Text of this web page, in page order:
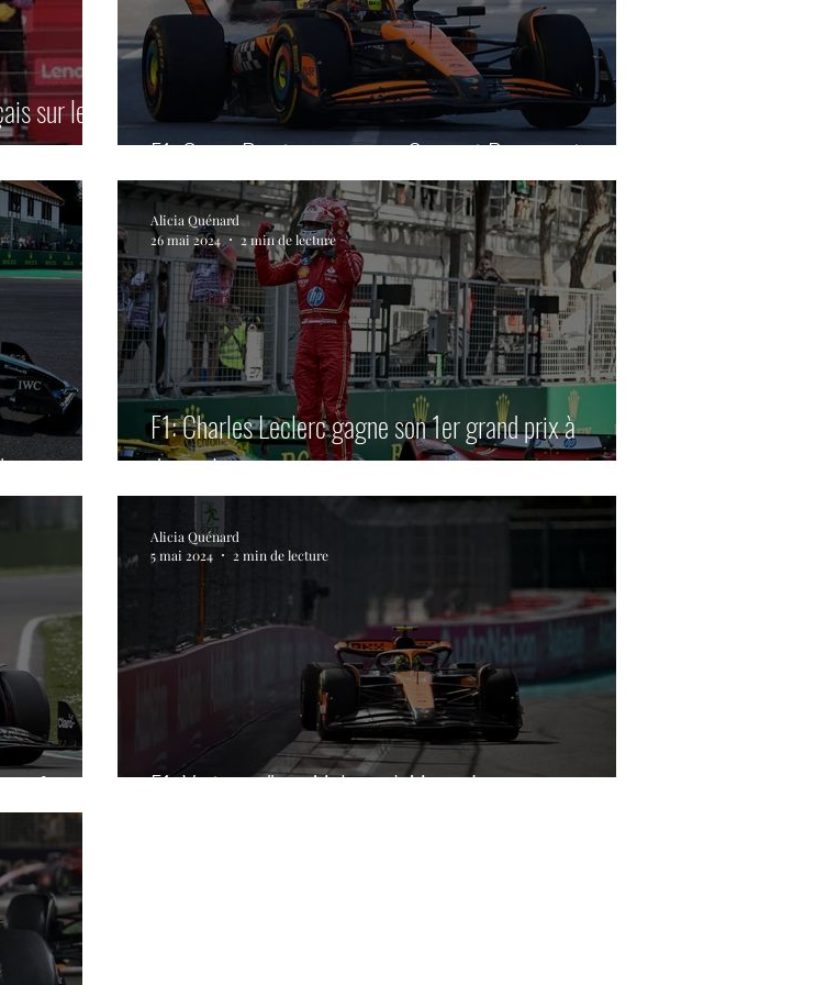
sur le
F1: Oscar Piastri vainqueur, Sainz et Perez au tapis.
F1: Charles Leclerc gagne son 1er grand prix à
domicile.
Alicia Quénard
26 mai 2024
2 min de lecture
en feu. F1: Victoire d'une Mclaren à Miami !
Alicia Quénard
5 mai 2024
2 min de lecture